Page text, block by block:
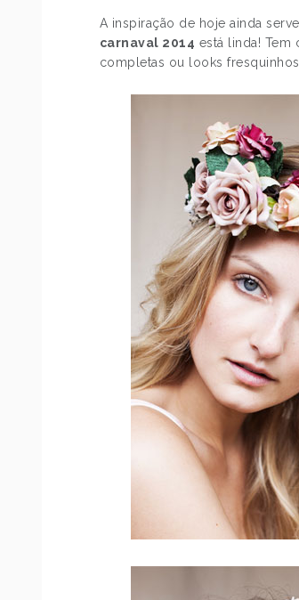
A inspiração de hoje ainda
carnaval 2014 está linda! Tem
completas ou looks